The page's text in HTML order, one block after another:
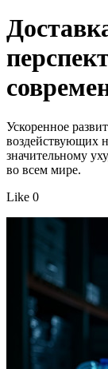
Ускоренное
воздействующих
значительному
во всем мире.
Like 0